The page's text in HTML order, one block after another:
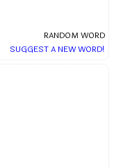
RANDOM WORD
SUGGEST A NEW WORD!